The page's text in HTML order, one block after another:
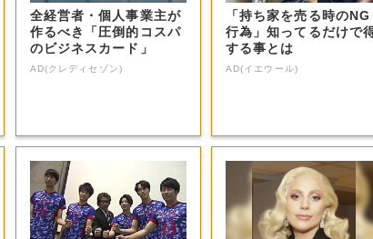
全経営者・個人事業主が
作るべき「圧倒的コスパ
のビジネスカード」
AD(クレディセゾン)
「持ち家を売る時のNG
行為」知ってるだけで
する事とは
AD(イエウール)